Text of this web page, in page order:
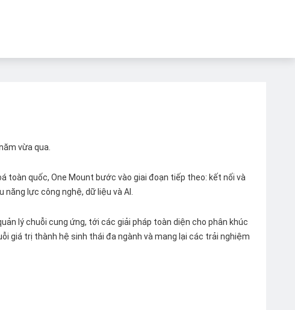
vừa qua.
toàn quốc, One Mount bước vào giai đoạn tiếp theo: kết nối và
lực công nghệ, dữ liệu và AI.
lý chuỗi cung ứng, tới các giải pháp toàn diện cho phân khúc
giá trị thành hệ sinh thái đa ngành và mang lại các trải nghiệm